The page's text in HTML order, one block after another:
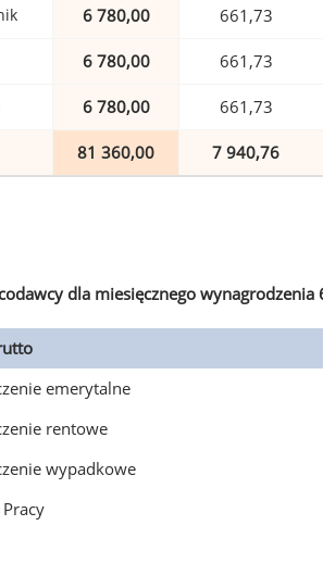
6 780,00 661,73
6 780,00 661,73
6 780,00 661,73
81 360,00 7 940,76
dla miesięcznego
emerytalne
rentowe
wypadkowe